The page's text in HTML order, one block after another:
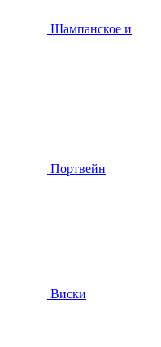
Шампанское и
Портвейн
Виски